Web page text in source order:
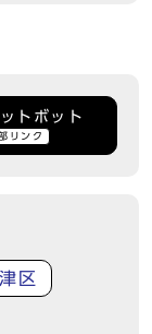
トボット
リンク
区